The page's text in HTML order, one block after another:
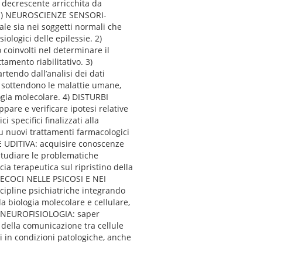
arricchita da
SENSORI-
sia nei soggetti normali che
delle epilessie. 2)
coinvolti nel determinare il
riabilitativo. 3)
dall’analisi dei dati
le malattie umane,
molecolare. 4) DISTURBI
e verificare ipotesi relative
specifici finalizzati alla
nuovi trattamenti farmacologici
acquisire conoscenze
le problematiche
terapeutica sul ripristino della
NELLE PSICOSI E NEI
psichiatriche integrando
biologia molecolare e cellulare,
saper
comunicazione tra cellule
condizioni patologiche, anche